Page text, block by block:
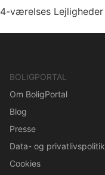
4-værelses
BOLIGPORTAL
Om BoligPortal
Blog
Presse
Data- og privatlivspolitik
Cookies